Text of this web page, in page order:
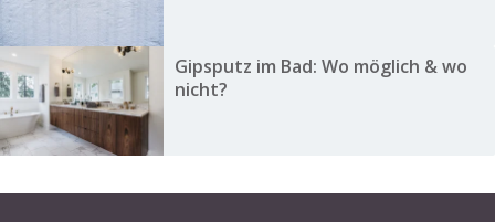
Gipsputz im Bad: Wo möglich & wo
nicht?